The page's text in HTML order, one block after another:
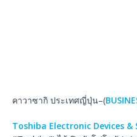
คาวาซากิ ประเทศญี่ปุ่น–(
Toshiba Electronic Devices